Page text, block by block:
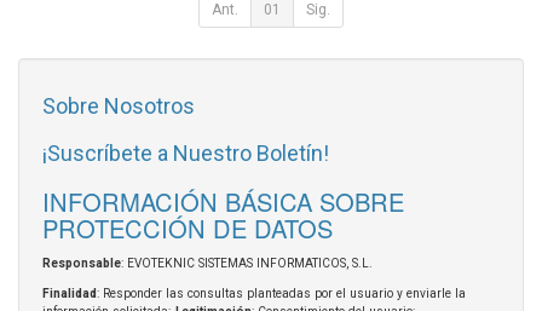
Ant. 01 Sig.
Sobre Nosotros
¡Suscríbete a Nuestro Boletín!
INFORMACIÓN BÁSICA SOBRE
PROTECCIÓN DE DATOS
Responsable: EVOTEKNIC SISTEMAS INFORMATICOS, S.L.
Finalidad: Responder las consultas planteadas por el usuario y enviarle la